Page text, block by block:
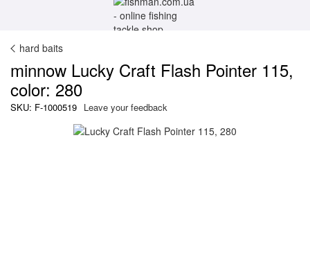
hard baits
minnow Lucky Craft Flash Pointer 115,
color: 280
SKU: F-1000519 Leave your feedback